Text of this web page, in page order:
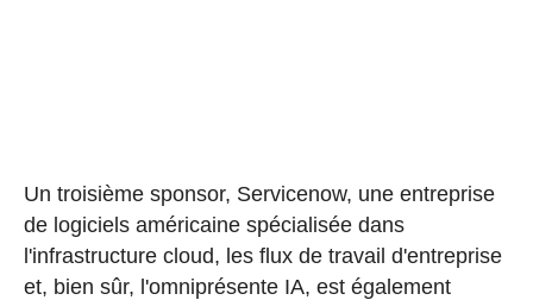
Un troisième sponsor, Servicenow, une entreprise
de logiciels américaine spécialisée dans
l'infrastructure cloud, les flux de travail d'entreprise
et, bien sûr, l'omniprésente IA, est également